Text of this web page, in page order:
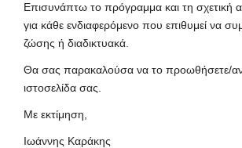
Επισυνάπτω το πρόγραμμα και τη σχετική
για κάθε ενδιαφερόμενο που επιθυμεί να
ζώσης ή διαδικτυακά.
Θα σας παρακαλούσα να το προωθήσετε/
ιστοσελίδα σας.
Με εκτίμηση,
Ιωάννης Καράκης